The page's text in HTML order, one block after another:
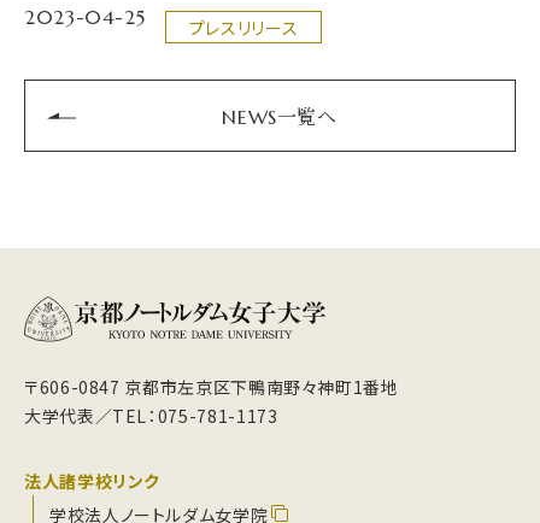
2023-04-25 プレスリリース
NEWS一覧へ
〒606-0847 京都市左京区下鴨南野々神町1番地
大学代表／TEL：075-781-1173
法人諸学校リンク
学校法人ノートルダム女学院